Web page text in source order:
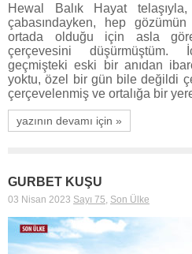
Hewal Balık Hayat
çabasındayken, hep
ortada olduğu için asla
çerçevesini düşürmüştüm.
geçmişteki eski bir anıdan
yoktu, özel bir gün bile değildi
çerçevelenmiş ve ortalığa bir
yazının devamı için »
GURBET KUŞU
03 Nisan 2023 Sayı 75, Son Ülke